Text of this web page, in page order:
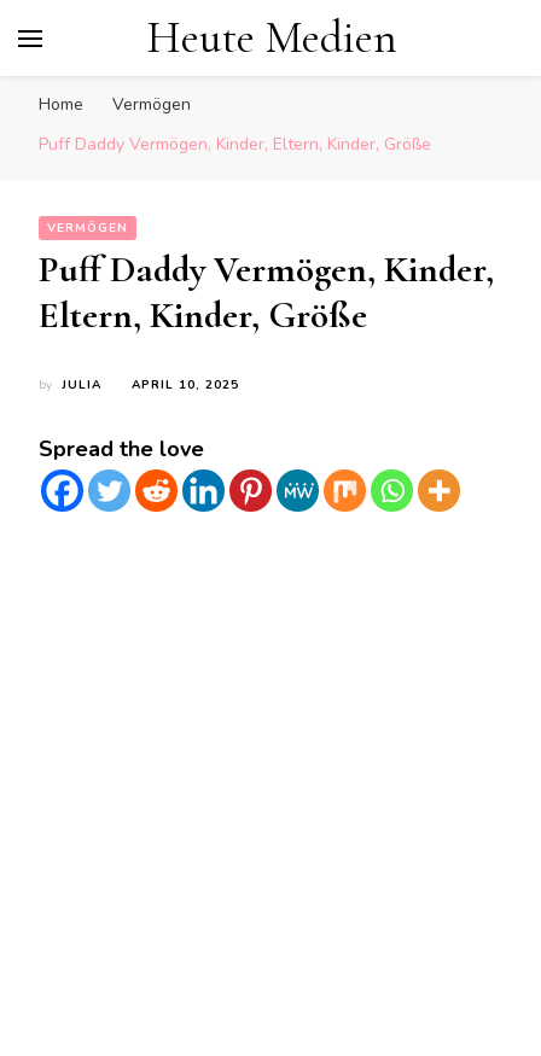
Heute Medien
Home
Vermögen
Puff Daddy Vermögen, Kinder, Eltern, Kinder, Größe
VERMÖGEN
Puff Daddy Vermögen, Kinder,
Eltern, Kinder, Größe
by JULIA APRIL 10, 2025
Spread the love